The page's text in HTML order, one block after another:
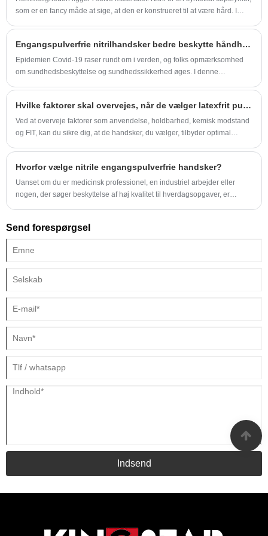
som er en fancy måde at sige, at den er konstrueret til at være hård. I
vi formulerer vores Kingstar-handsker, fokuserer vi på at skabe en tæt,
tværbundet polymerstruktur. Dette betyder, at skadelige kemikalier har en
meget sværere tid, der trænger ind i materialet sammenlignet med andre
Engangspulverfrie nitrilhandsker bedre beskytte håndhuden
Epidemien Covid-19 raser rundt om i verden, og folks opmærksomhed
om sundhedsbeskyttelse og sundhedssikkerhed øges. I denne
Hvilke faktorer skal overvejes, når de vælger latexfrit pulverfrie nitrilhandsker til specifikke opgaver?
Ved at overveje faktorer som anvendelse, holdbarhed, kemisk modstand
og FIT, kan du sikre dig, at de handsker, du vælger, tilbyder optimal
Hvorfor vælge nitrile engangspulverfrie handsker?
Uanset om du er medicinsk professionel, en industriel arbejder eller
nogen, der søger beskyttelse af høj kvalitet til hverdagsopgaver, er
Send forespørgsel
Indsend